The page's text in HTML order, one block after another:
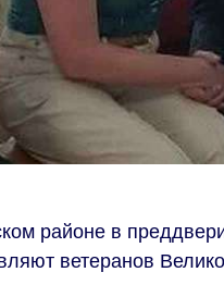
районе в
ветеранов